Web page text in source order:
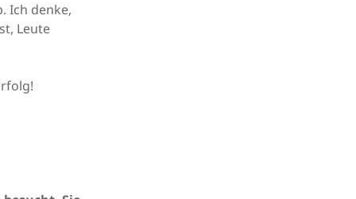
Ich denke,
Leute